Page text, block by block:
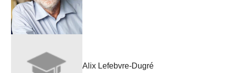
Alix Lefebvre-Dugré